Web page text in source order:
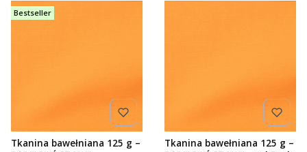
Bestseller
Tkanina bawełniana 125 g –
Tkanina bawełniana 125 g –